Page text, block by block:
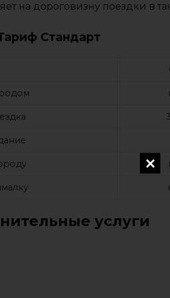
на дороговизну поездки в
Стандарт
услуги